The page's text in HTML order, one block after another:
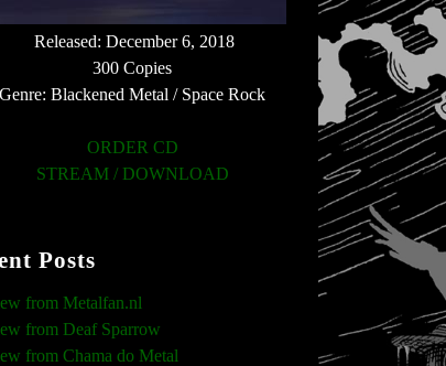
Released: December 6, 2018
300 Copies
Genre: Blackened Metal / Space Rock
ORDER CD
STREAM / DOWNLOAD
Posts
from Metalfan.nl
from Deaf Sparrow
from Chama do Metal